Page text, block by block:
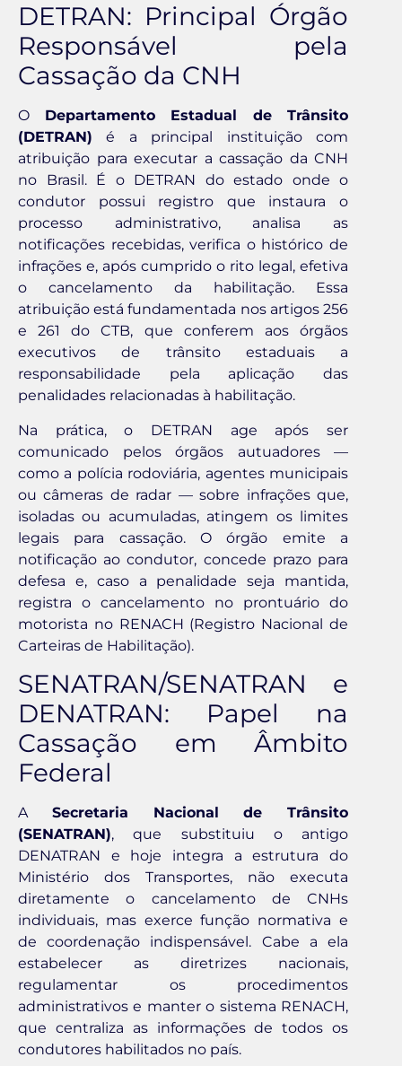
DETRAN: Principal Órgão
Responsável pela
Cassação da CNH
O Departamento Estadual de Trânsito
(DETRAN) é a principal instituição com
atribuição para executar a cassação da CNH
no Brasil. É o DETRAN do estado onde o
condutor possui registro que instaura o
processo administrativo, analisa as
notificações recebidas, verifica o histórico de
infrações e, após cumprido o rito legal, efetiva
o cancelamento da habilitação. Essa
atribuição está fundamentada nos artigos 256
e 261 do CTB, que conferem aos órgãos
executivos de trânsito estaduais a
responsabilidade pela aplicação das
penalidades relacionadas à habilitação.
Na prática, o DETRAN age após ser
comunicado pelos órgãos autuadores —
como a polícia rodoviária, agentes municipais
ou câmeras de radar — sobre infrações que,
isoladas ou acumuladas, atingem os limites
legais para cassação. O órgão emite a
notificação ao condutor, concede prazo para
defesa e, caso a penalidade seja mantida,
registra o cancelamento no prontuário do
motorista no RENACH (Registro Nacional de
Carteiras de Habilitação).
SENATRAN/SENATRAN e
DENATRAN: Papel na
Cassação em Âmbito
Federal
A Secretaria Nacional de Trânsito
(SENATRAN), que substituiu o antigo
DENATRAN e hoje integra a estrutura do
Ministério dos Transportes, não executa
diretamente o cancelamento de CNHs
individuais, mas exerce função normativa e
de coordenação indispensável. Cabe a ela
estabelecer as diretrizes nacionais,
regulamentar os procedimentos
administrativos e manter o sistema RENACH,
que centraliza as informações de todos os
condutores habilitados no país.